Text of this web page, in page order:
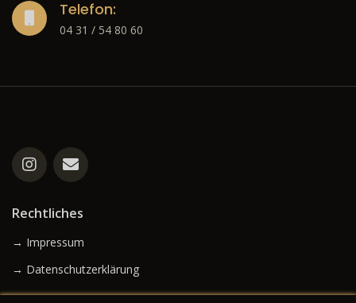
Telefon:
04 31 / 54 80 60
Rechtliches
→ Impressum
→ Datenschutzerklärung